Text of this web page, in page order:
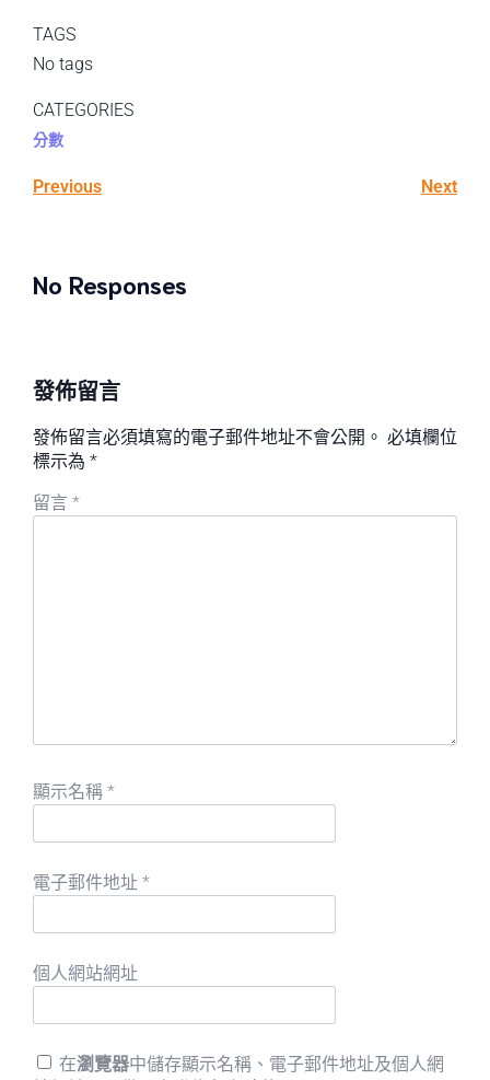
TAGS
No tags
CATEGORIES
分數
Previous Next
No Responses
發佈留言
發佈留言必須填寫的電子郵件地址不會公開。 必填欄位
標示為 *
留言 *
顯示名稱 *
電子郵件地址 *
個人網站網址
在瀏覽器中儲存顯示名稱、電子郵件地址及個人網